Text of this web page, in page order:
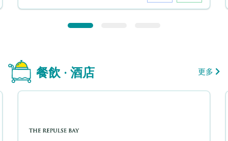
餐飲 · 酒店 更多